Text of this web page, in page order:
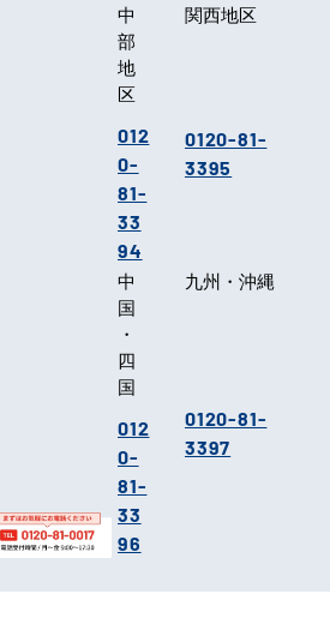
中
部
地
区
012
0-
81-
33
94
関西地区
0120-81-
3395
中
国
・
四
国
012
0-
81-
33
96
九州・沖縄
0120-81-
3397